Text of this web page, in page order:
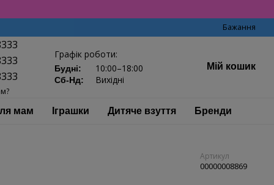
Бажання
Графік роботи:
Будні: 10:00–18:00
Сб-Нд: Вихідні
Мій кошик
мам Іграшки Дитяче взуття Бренди
Артикул
00000008869